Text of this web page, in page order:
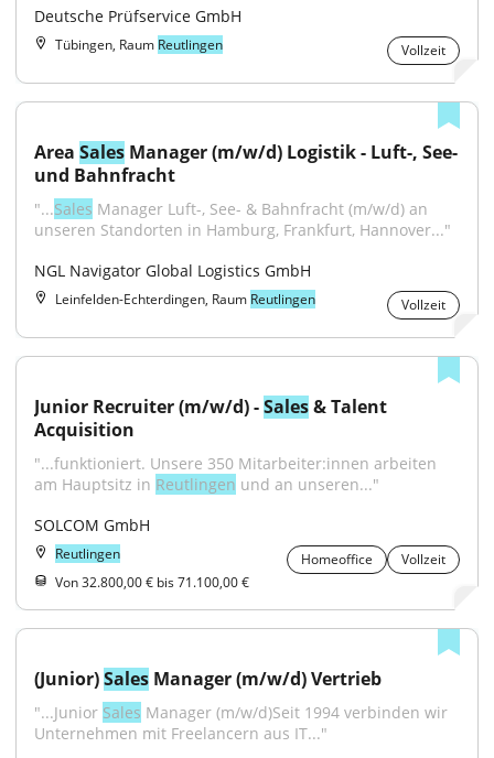
Deutsche Prüfservice GmbH
Tübingen, Raum Reutlingen Vollzeit
Area Sales Manager (m/w/d) Logistik - Luft-, See-
und Bahnfracht
"...Sales Manager Luft-, See- & Bahnfracht (m/w/d) an
unseren Standorten in Hamburg, Frankfurt, Hannover..."
NGL Navigator Global Logistics GmbH
Leinfelden-Echterdingen, Raum Reutlingen Vollzeit
Junior Recruiter (m/w/d) - Sales & Talent
Acquisition
"...funktioniert. Unsere 350 Mitarbeiter:innen arbeiten
am Hauptsitz in Reutlingen und an unseren..."
SOLCOM GmbH
Reutlingen Homeoffice
Vollzeit
Von 32.800,00 € bis 71.100,00 €
(Junior) Sales Manager (m/w/d) Vertrieb
"...Junior Sales Manager (m/w/d)Seit 1994 verbinden wir
Unternehmen mit Freelancern aus IT..."